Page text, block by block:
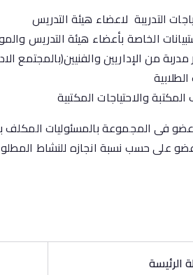
التدريبة لاعضاء هيئة التدريس
الخاصة بأعضاء هيئة التدريس
من الإداريين والفنيين(بالمجتمع
والاحتياجات المكتبية
فى المجموعة بالمسئوليات
على حسب نسبة انجازه للنشاط
الرئيسة